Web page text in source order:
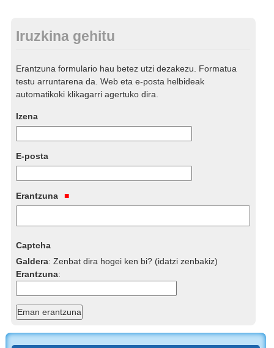
Iruzkina gehitu
Erantzuna formulario hau betez utzi dezakezu. Formatua
testu arruntarena da. Web eta e-posta helbideak
automatikoki klikagarri agertuko dira.
Izena
E-posta
Erantzuna
Captcha
Galdera:Zenbat dira hogei ken bi? (idatzi zenbakiz)
Erantzuna: